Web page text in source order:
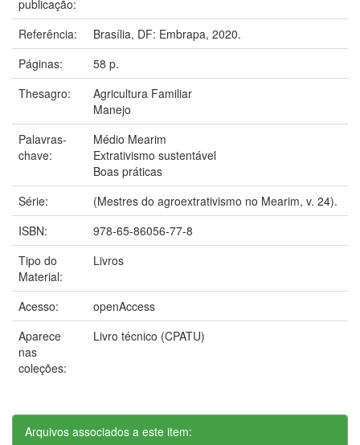
publicação:
Referência:
Brasília, DF: Embrapa, 2020.
Páginas:
58 p.
Thesagro:
Agricultura Familiar
Manejo
Palavras-
chave:
Médio Mearim
Extrativismo sustentável
Boas práticas
Série:
(Mestres do agroextrativismo no Mearim, v. 24).
ISBN:
978-65-86056-77-8
Tipo do
Material:
Livros
Acesso:
openAccess
Aparece
nas
coleções:
Livro técnico (CPATU)
Arquivos associados a este item: